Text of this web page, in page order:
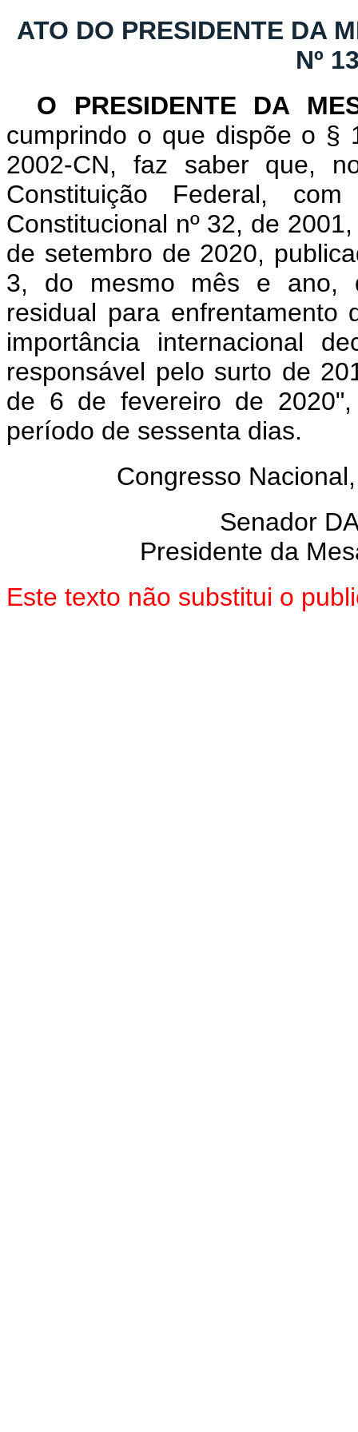
ATO DO PRESIDENTE DA
Nº
O PRESIDENTE DA
cumprindo o que dispõe o §
2002-CN, faz saber que,
Constituição Federal,
Constitucional nº 32, de
de setembro de 2020,
3, do mesmo mês e ano,
residual para enfrentamento
importância internacional
responsável pelo surto de
de 6 de fevereiro de
período de sessenta dias.
Congresso
Senador
Presidente da
Este texto não substitui o